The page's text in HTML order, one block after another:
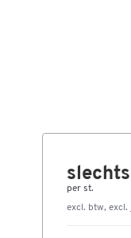
slechts
per st.
excl. btw, excl.